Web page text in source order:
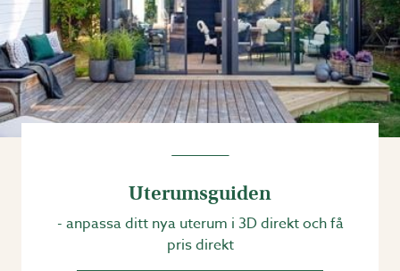
Uterumsguiden
- anpassa ditt nya uterum i 3D direkt och få
pris direkt